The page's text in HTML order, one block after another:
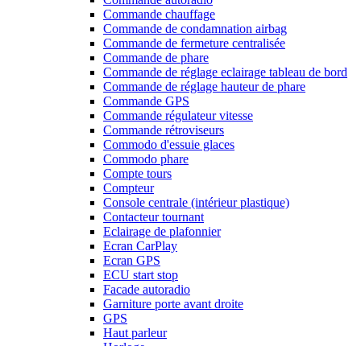
Commande chauffage
Commande de condamnation airbag
Commande de fermeture centralisée
Commande de phare
Commande de réglage eclairage tableau de bord
Commande de réglage hauteur de phare
Commande GPS
Commande régulateur vitesse
Commande rétroviseurs
Commodo d'essuie glaces
Commodo phare
Compte tours
Compteur
Console centrale (intérieur plastique)
Contacteur tournant
Eclairage de plafonnier
Ecran CarPlay
Ecran GPS
ECU start stop
Facade autoradio
Garniture porte avant droite
GPS
Haut parleur